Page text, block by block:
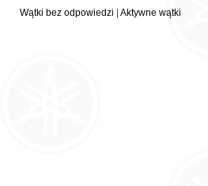
Wątki bez odpowiedzi Aktywne wątki